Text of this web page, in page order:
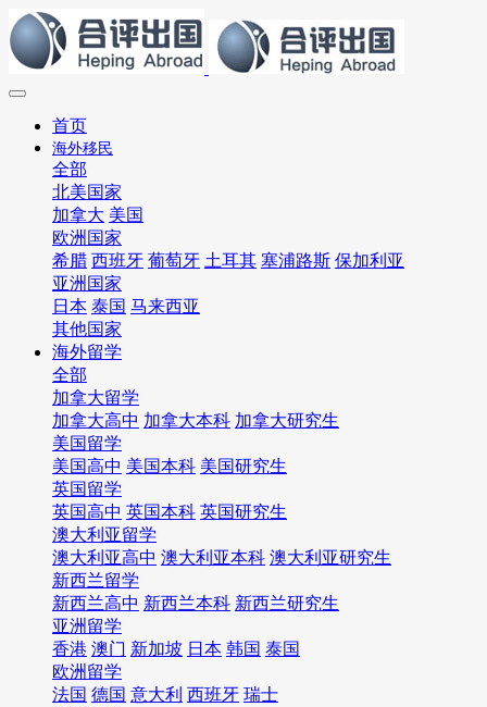
首页
海外移民
全部
北美国家
加拿大 美国
欧洲国家
希腊 西班牙 葡萄牙 土耳其 塞浦路斯 保加利亚
亚洲国家
日本 泰国 马来西亚
其他国家
海外留学
全部
加拿大留学
加拿大高中 加拿大本科 加拿大研究生
美国留学
美国高中 美国本科 美国研究生
英国留学
英国高中 英国本科 英国研究生
澳大利亚留学
澳大利亚高中 澳大利亚本科 澳大利亚研究生
新西兰留学
新西兰高中 新西兰本科 新西兰研究生
亚洲留学
香港 澳门 新加坡 日本 韩国 泰国
欧洲留学
法国 德国 意大利 西班牙 瑞士